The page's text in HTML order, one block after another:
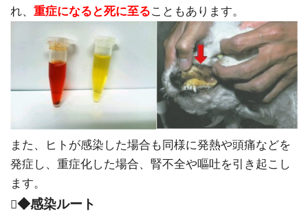
れ、 重症になると死に至ることもあります。
また、ヒトが感染した場合も同様に発熱や頭痛などを
発症し、重症化した場合、腎不全や嘔吐を引き起こし
ます。
◆感染ルート